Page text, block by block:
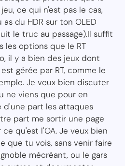
ce qui n'est pas le cas,
du HDR sur ton OLED
le truc au passage).Il suffit
les options que le RT
il y a bien des jeux dont
gérée par RT, comme le
Je veux bien discuter
ne viens que pour en
d'une part les attaques
part me sortir une page
qu'est l'OA. Je veux bien
que tu vois, sans venir faire
mécréant, ou le gars